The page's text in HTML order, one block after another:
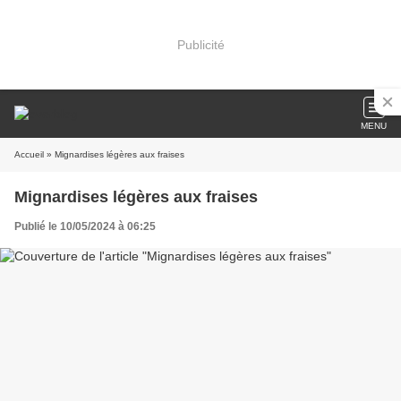
Publicité
MENU
Accueil » Mignardises légères aux fraises
Mignardises légères aux fraises
Publié le 10/05/2024 à 06:25